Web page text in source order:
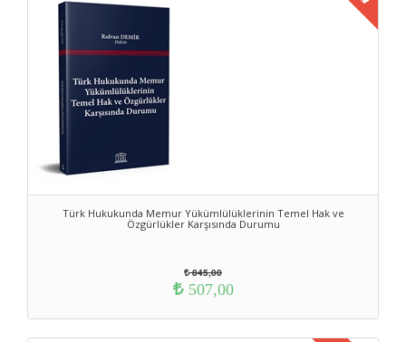
Türk Hukukunda Memur Yükümlülüklerinin Temel Hak ve
Özgürlükler Karşısında Durumu
845,00
507,00